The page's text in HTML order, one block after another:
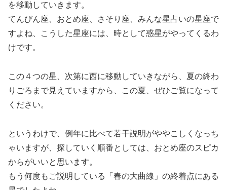
を移動していきます。
てんびん座、おとめ座、さそり座、みんな星占いの星座で
すよね、こうした星座には、時として惑星がやってくるわ
けです。
この４つの星、次第に西に移動していきながら、夏の終わ
りごろまで見えていますから、この夏、ぜひご覧になって
ください。
というわけで、例年に比べて若干説明がややこしくなっち
ゃいますが、探していく順番としては、おとめ座のスピカ
からがいいと思います。
もう何度もご説明している「春の大曲線」の終着点にある